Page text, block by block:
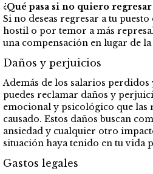
¿Qué pasa si no quiero
Si no deseas regresar a tu
hostil o por temor a más
una compensación en lugar de
Daños y perjuicios
Además de los salarios
puedes reclamar daños y
emocional y psicológico que las
causado. Estos daños buscan
ansiedad y cualquier otro
situación haya tenido en tu vida
Gastos legales